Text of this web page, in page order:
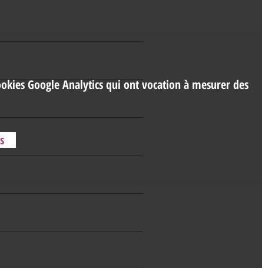
Google Analytics qui ont vocation à mesurer des